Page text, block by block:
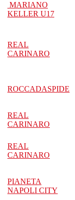
MARIANO
KELLER U17
REAL
CARINARO
ROCCADASPIDE
REAL
CARINARO
REAL
CARINARO
PIANETA
NAPOLI CITY